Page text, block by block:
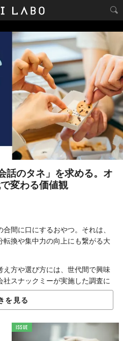
話のタネ」を求める。オ
変わる価値観
間に口にするおやつ。それは、
換や集中力の向上にも繋がる大
え方や選び方には、世代間で興味
スナックミーが実施した調査に
は、おやつをコミュニケーショ
が強く、その背景には彼ら特有の
を見る
ISSUE